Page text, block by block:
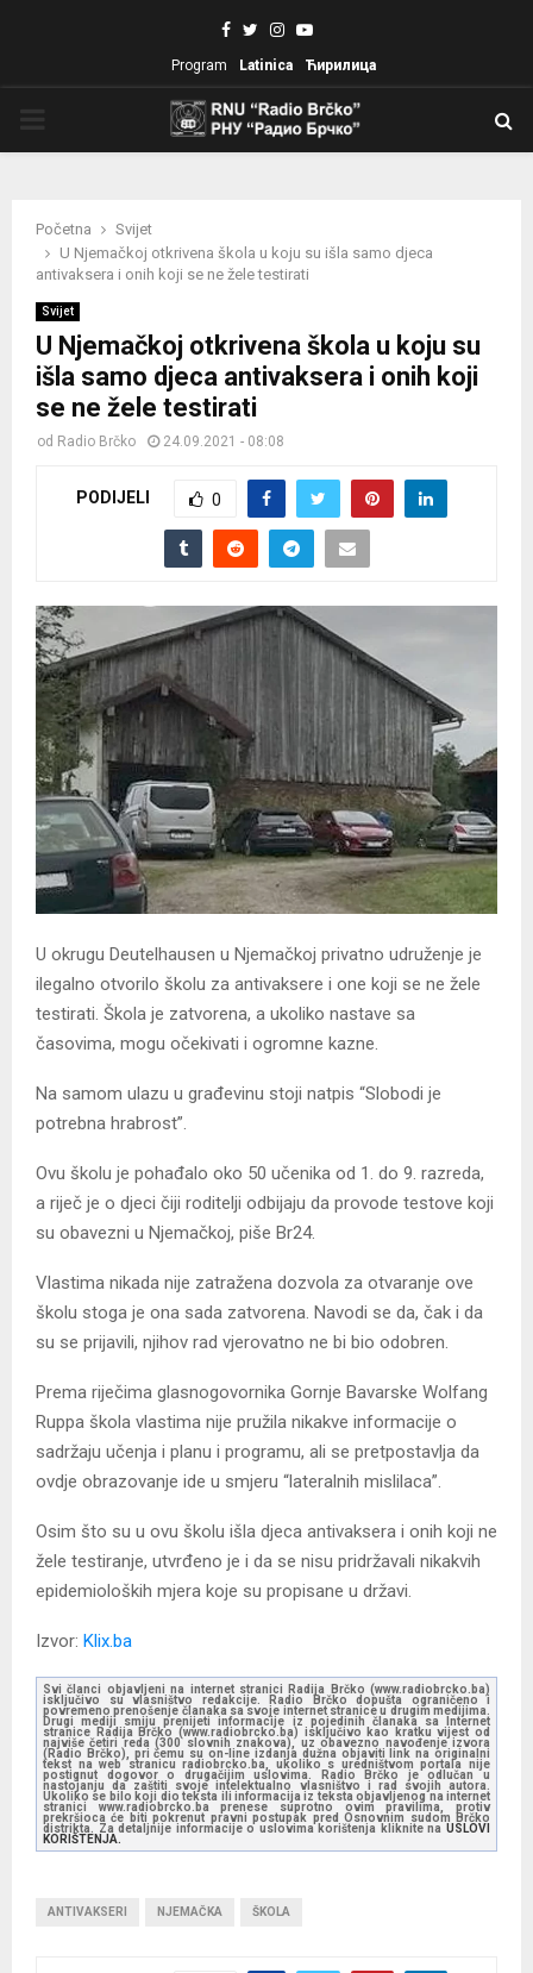
Facebook
TwitterInstagram
Youtube
Program Latinica Ћирилица
Početna
Svijet
U Njemačkoj otkrivena škola u koju su išla samo djeca
antivaksera i onih koji se ne žele testirati
Svijet
U Njemačkoj otkrivena škola u koju su
išla samo djeca antivaksera i onih koji
se ne žele testirati
od Radio Brčko 24.09.2021 - 08:08
PODIJELI 0
U okrugu Deutelhausen u Njemačkoj privatno udruženje je
ilegalno otvorilo školu za antivaksere i one koji se ne žele
testirati. Škola je zatvorena, a ukoliko nastave sa
časovima, mogu očekivati i ogromne kazne.
Na samom ulazu u građevinu stoji natpis “Slobodi je
potrebna hrabrost”.
Ovu školu je pohađalo oko 50 učenika od 1. do 9. razreda,
a riječ je o djeci čiji roditelji odbijaju da provode testove koji
su obavezni u Njemačkoj, piše Br24.
Vlastima nikada nije zatražena dozvola za otvaranje ove
školu stoga je ona sada zatvorena. Navodi se da, čak i da
su se prijavili, njihov rad vjerovatno ne bi bio odobren.
Prema riječima glasnogovornika Gornje Bavarske Wolfang
Ruppa škola vlastima nije pružila nikakve informacije o
sadržaju učenja i planu i programu, ali se pretpostavlja da
ovdje obrazovanje ide u smjeru “lateralnih mislilaca”.
Osim što su u ovu školu išla djeca antivaksera i onih koji ne
žele testiranje, utvrđeno je i da se nisu pridržavali nikakvih
epidemioloških mjera koje su propisane u državi.
Izvor: Klix.ba
Svi članci objavljeni na internet stranici Radija Brčko (www.radiobrcko.ba)
isključivo su vlasništvo redakcije. Radio Brčko dopušta ograničeno i
povremeno prenošenje članaka sa svoje internet stranice u drugim medijima.
Drugi mediji smiju prenijeti informacije iz pojedinih članaka sa Internet
stranice Radija Brčko (www.radiobrcko.ba) isključivo kao kratku vijest od
najviše četiri reda (300 slovnih znakova), uz obavezno navođenje izvora
(Radio Brčko), pri čemu su on-line izdanja dužna objaviti link na originalni
tekst na web stranicu radiobrcko.ba, ukoliko s uredništvom portala nije
postignut dogovor o drugačijim uslovima. Radio Brčko je odlučan u
nastojanju da zaštiti svoje intelektualno vlasništvo i rad svojih autora.
Ukoliko se bilo koji dio teksta ili informacija iz teksta objavljenog na internet
stranici www.radiobrcko.ba prenese suprotno ovim pravilima, protiv
prekršioca će biti pokrenut pravni postupak pred Osnovnim sudom Brčko
distrikta. Za detaljnije informacije o uslovima korištenja kliknite na USLOVI
KORIŠTENJA.
ANTIVAKSERI NJEMAČKA ŠKOLA